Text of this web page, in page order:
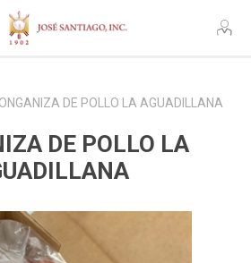
DE POLLO LA AGUADILLANA
DE POLLO LA